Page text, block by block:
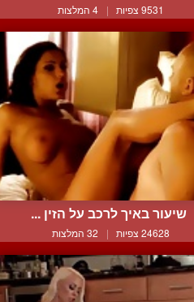
9531 צפיות | 4 המלצות
שיעור באיך לרכב על הזין ...
24628 צפיות | 32 המלצות